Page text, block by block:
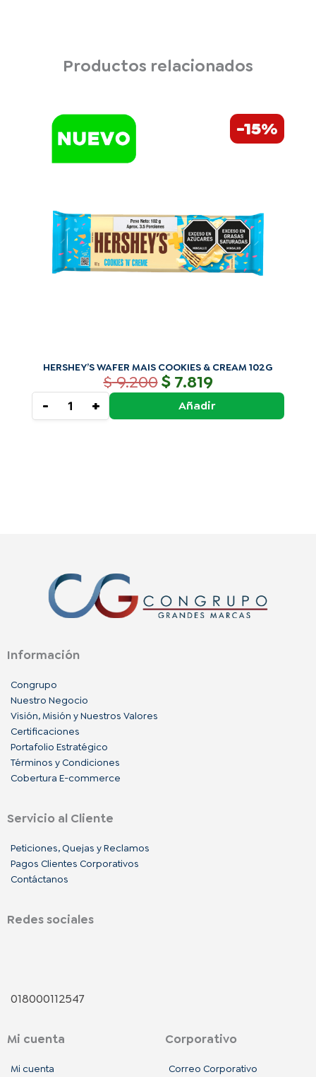
Productos relacionados
-15%
HERSHEY’S WAFER MAIS COOKIES & CREAM 102G
$9.200$7.819
precio
actual
HERSHEY'S
WAFER
COOKIES
102G
cantidad
- + Añadir
Información
Congrupo
Nuestro Negocio
Visión, Misión y Nuestros Valores
Certificaciones
Portafolio Estratégico
Términos y Condiciones
Cobertura E-commerce
Servicio al Cliente
Peticiones, Quejas y Reclamos
Pagos Clientes Corporativos
Contáctanos
Redes sociales
a
c
e
n
s
t
i
n
k
018000112547
Mi cuenta
Mi cuenta
Corporativo
Correo Corporativo